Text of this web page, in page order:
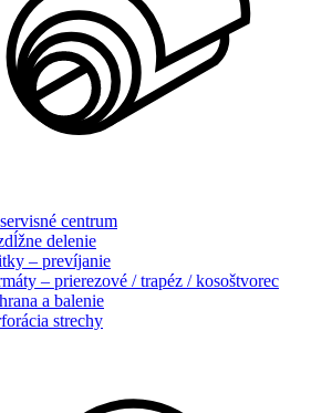
centrum
delenie
– prevíjanie
– prierezové / trapéz / kosoštvorec
a balenie
strechy